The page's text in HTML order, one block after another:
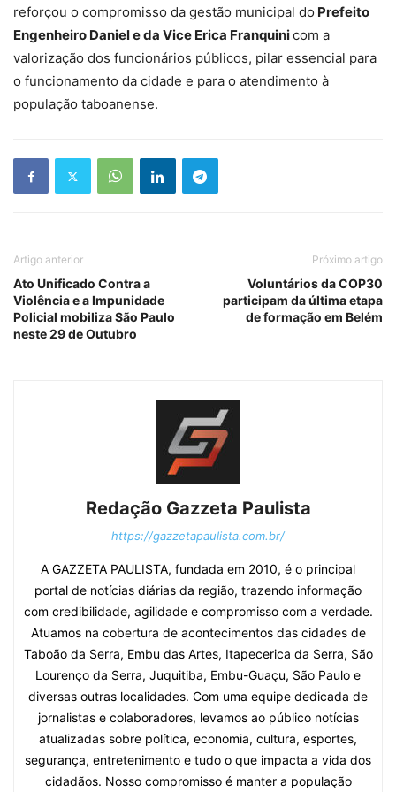
reforçou o compromisso da gestão municipal do Prefeito
Engenheiro Daniel e da Vice Erica Franquinicom a
valorização dos funcionários públicos, pilar essencial para
o funcionamento da cidade e para o atendimento à
população taboanense.
Artigo anterior
Ato Unificado Contra a
Violência e a Impunidade
Policial mobiliza São Paulo
neste 29 de Outubro
Próximo artigo
Voluntários da COP30
participam da última etapa
de formação em Belém
Redação Gazzeta Paulista
https://gazzetapaulista.com.br/
A GAZZETA PAULISTA, fundada em 2010, é o principal
portal de notícias diárias da região, trazendo informação
com credibilidade, agilidade e compromisso com a verdade.
Atuamos na cobertura de acontecimentos das cidades de
Taboão da Serra, Embu das Artes, Itapecerica da Serra, São
Lourenço da Serra, Juquitiba, Embu-Guaçu, São Paulo e
diversas outras localidades. Com uma equipe dedicada de
jornalistas e colaboradores, levamos ao público notícias
atualizadas sobre política, economia, cultura, esportes,
segurança, entretenimento e tudo o que impacta a vida dos
cidadãos. Nosso compromisso é manter a população